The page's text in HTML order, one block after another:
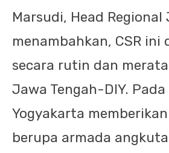
Marsudi, Head
menambahkan, CSR ini
secara rutin dan
Jawa Tengah-DIY.
Yogyakarta
berupa armada